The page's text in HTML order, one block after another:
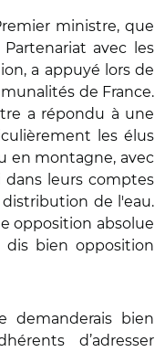
ministre, que
avec les
a appuyé lors de
de France.
a répondu à une
les élus
en montagne, avec
dans leurs comptes
de l'eau.
opposition absolue
bien opposition
demanderais bien
d’adresser